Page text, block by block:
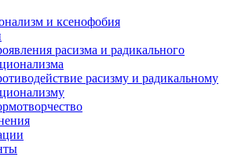
и ксенофобия
расизма и радикального
расизму и радикальному